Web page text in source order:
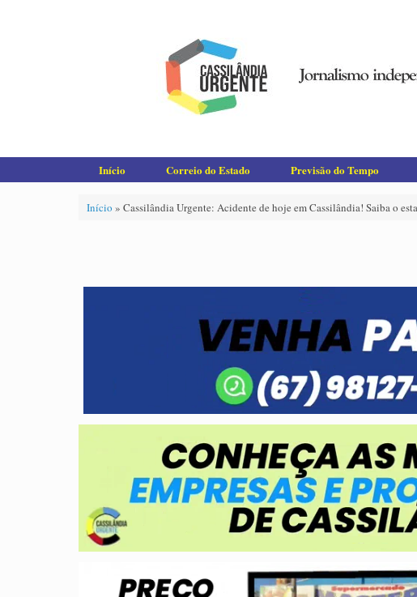
Início Correio do Estado Previsão do Tempo
Início » Cassilândia Urgente: Acidente de hoje em Cassilândia! Saiba o